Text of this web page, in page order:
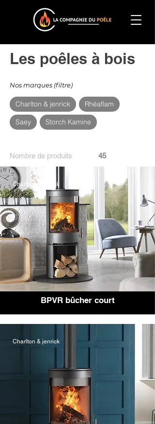
Les poêles à bois
Nos marques (filtre)
Charlton & jenrick Rhéaflam
Saey Storch Kamine
Nombre de produits 45
Charlton & jenrick
BPVR bûcher court
Charlton & jenrick